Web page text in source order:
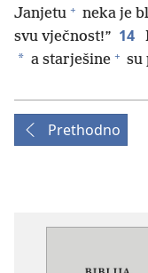
Janjetu + neka je
svu vječnost!” 14
* a starješine + su
Prethodno